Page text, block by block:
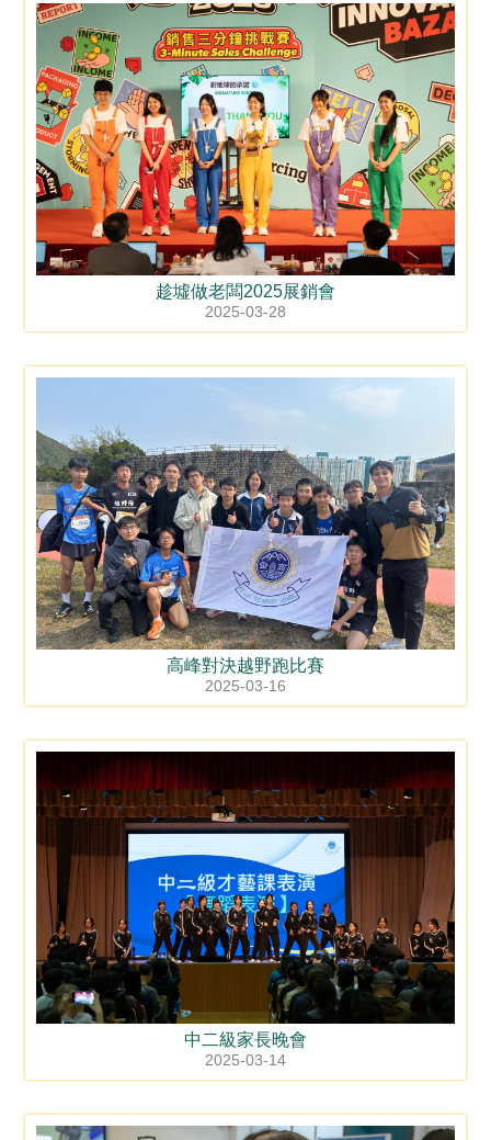
趁墟做老闆2025展銷會
2025-03-28
高峰對決越野跑比賽
2025-03-16
中二級家長晚會
2025-03-14